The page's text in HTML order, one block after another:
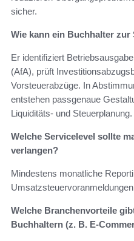
sicher.
Wie kann ein Buchhalter
Er identifiziert
(AfA), prüft
Vorsteuerabzüge. In
entstehen passgenaue
Liquiditäts‑ und Steuerplanung.
Welche Servicelevel sollte
verlangen?
Mindestens monatliche
Welche Branchenvorteile
Buchhaltern (z. B.